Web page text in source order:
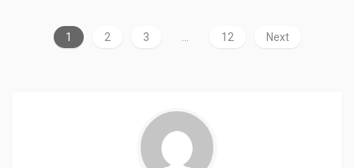
1 2 3 12 Next